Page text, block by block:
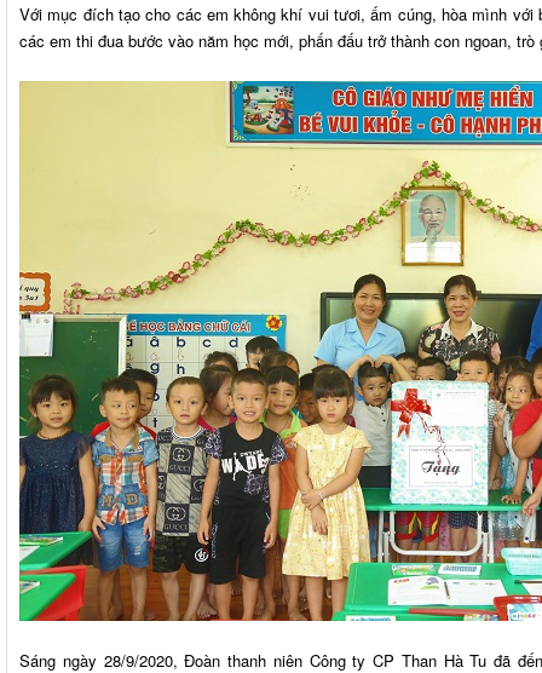
Với mục đích tạo cho các em không khí vui tươi, ấm cúng, hòa mình với
các em thi đua bước vào năm học mới, phấn đấu trở thành con ngoan,
Sáng ngày 28/9/2020, Đoàn thanh niên Công ty CP Than Hà Tu đã